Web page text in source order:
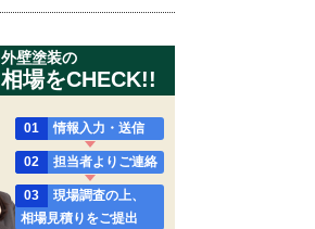
外壁塗装の
相場をCHECK!!
01 情報入力・送信
02 担当者よりご連絡
03
現場調査の上、
相場見積りをご提出